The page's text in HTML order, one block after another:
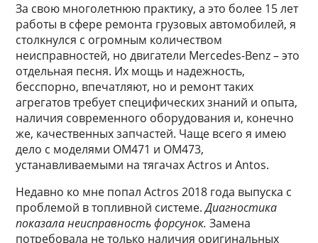
За свою многолетнюю практику, а это более 15 лет
работы в сфере ремонта грузовых автомобилей, я
столкнулся с огромным количеством
неисправностей, но двигатели Mercedes-Benz – это
отдельная песня. Их мощь и надежность,
бесспорно, впечатляют, но и ремонт таких
агрегатов требует специфических знаний и опыта,
наличия современного оборудования и, конечно
же, качественных запчастей. Чаще всего я имею
дело с моделями OM471 и OM473,
устанавливаемыми на тягачах Actros и Antos.
Недавно ко мне попал Actros 2018 года выпуска с
проблемой в топливной системе.Диагностика
показала неисправность форсунок. Замена
потребовала не только наличия оригинальных